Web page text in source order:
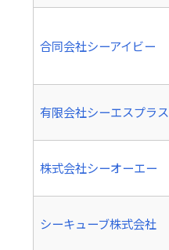
合同会社シーアイビー
有限会社シーエスプラス
株式会社シーオーエー
シーキューブ株式会社